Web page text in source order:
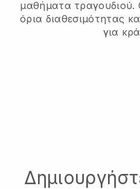
μαθήματα τραγουδιού.
όρια διαθεσιμότητας
για